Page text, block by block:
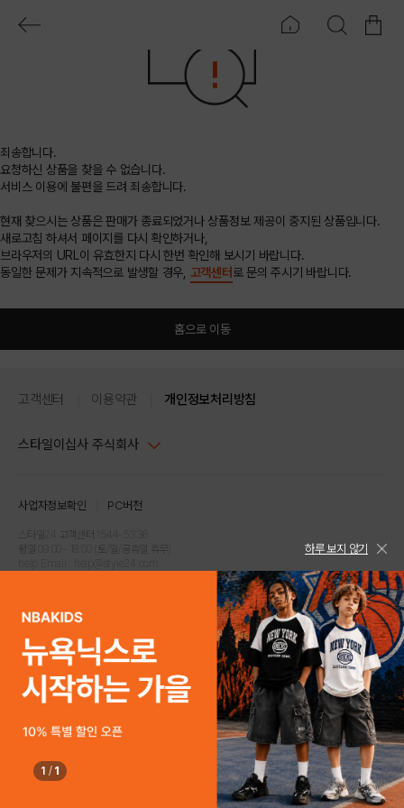
죄송합니다.
요청하신 상품을 찾을 수 없습니다.
서비스 이용에 불편을 드려 죄송합니다.
현재 찾으시는 상품은 판매가 종료되었거나 상품정보 제공이 중지된 상품입니다.
새로고침 하셔서 페이지를 다시 확인하거나,
브라우저의 URL이 유효한지 다시 한번 확인해 보시기 바랍니다.
동일한 문제가 지속적으로 발생할 경우, 고객센터 로 문의 주시기 바랍니다.
홈으로 이동
고객센터 이용약관 개인정보처리방침
스타일이십사 주식회사
주소 : 서울시 강남구 논현로 633, 6층 (논현동, 한세엠케이빌딩)
사업자등록번호 : 116-81-32499
통신판매업신고번호 : 제 2024-서울강남-04239
고객센터 1544-5336(평일 09:00~ 18:00 토/일/공휴일 휴무)
사업자정보확인 PC버전
스타일24 고객센터 1544-5336
평일 09:00~ 18:00 (토/일/공휴일 휴무)
COPYRIGHTⓒ2021 STYLE24 ALL RIGHTS RESERVED.
하루 보지 않기
1 / 1